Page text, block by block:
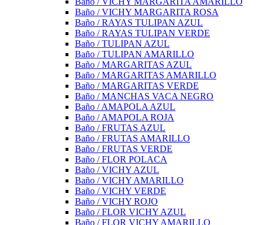
Baño / VICHY MARGARITA ROSA
Baño / RAYAS TULIPAN AZUL
Baño / RAYAS TULIPAN VERDE
Baño / TULIPAN AZUL
Baño / TULIPAN AMARILLO
Baño / MARGARITAS AZUL
Baño / MARGARITAS AMARILLO
Baño / MARGARITAS VERDE
Baño / MANCHAS VACA NEGRO
Baño / AMAPOLA AZUL
Baño / AMAPOLA ROJA
Baño / FRUTAS AZUL
Baño / FRUTAS AMARILLO
Baño / FRUTAS VERDE
Baño / FLOR POLACA
Baño / VICHY AZUL
Baño / VICHY AMARILLO
Baño / VICHY VERDE
Baño / VICHY ROJO
Baño / FLOR VICHY AZUL
Baño / FLOR VICHY AMARILLO